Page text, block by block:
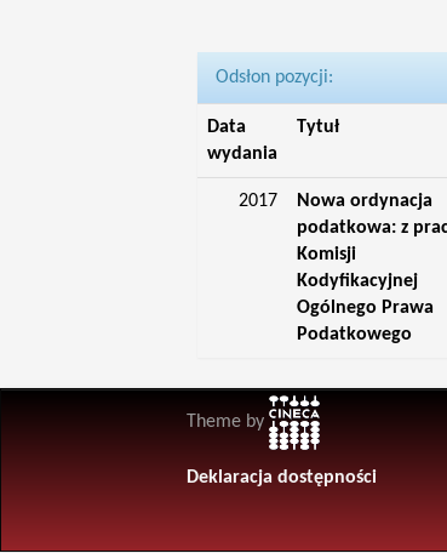
Odsłon pozycji:
Data
wydania
Tytuł
2017
Nowa ordynacja
podatkowa: z
Komisji
Kodyfikacyjnej
Ogólnego Prawa
Podatkowego
Theme by
Deklaracja dostępności